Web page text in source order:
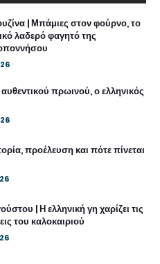
| Μπάμιες στον φούρνο, το
λαδερό φαγητό της
πρωινού, ο ελληνικός
προέλευση και πότε πίνεται
| Η ελληνική γη χαρίζει τις
του καλοκαιριού